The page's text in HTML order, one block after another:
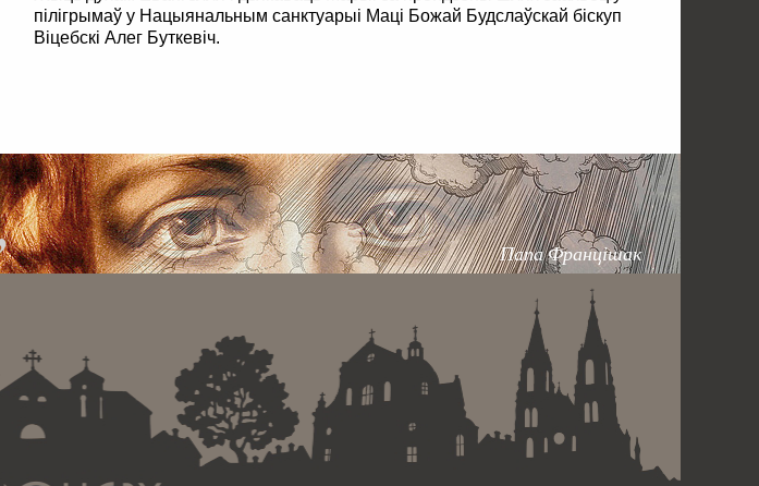
пілігрымаў у Нацыянальным санктуарыі Маці Божай Будслаўскай біскуп
Віцебскі Алег Буткевіч.
Папа Францішак